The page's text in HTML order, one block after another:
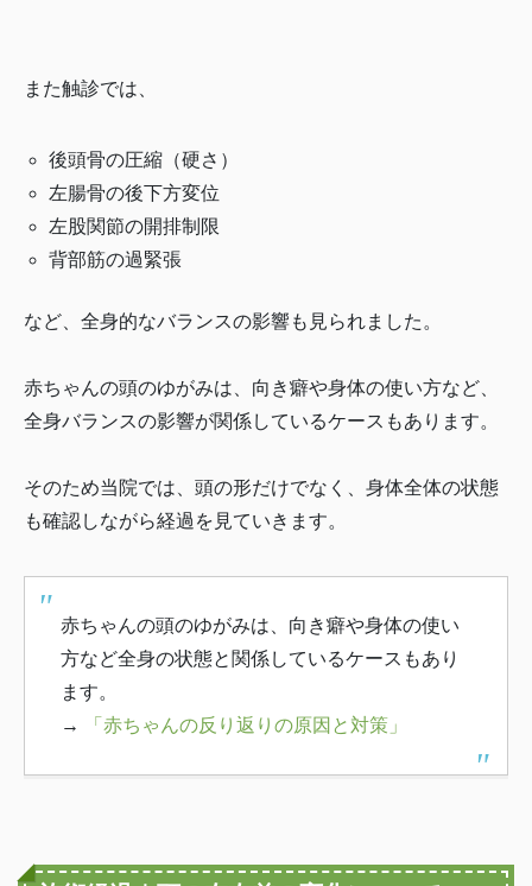
また触診では、
後頭骨の圧縮（硬さ）
左腸骨の後下方変位
左股関節の開排制限
背部筋の過緊張
など、全身的なバランスの影響も見られました。
赤ちゃんの頭のゆがみは、向き癖や身体の使い方など、
全身バランスの影響が関係しているケースもあります。
そのため当院では、頭の形だけでなく、身体全体の状態
も確認しながら経過を見ていきます。
赤ちゃんの頭のゆがみは、向き癖や身体の使い
方など全身の状態と関係しているケースもあり
ます。
→
「赤ちゃんの反り返りの原因と対策」